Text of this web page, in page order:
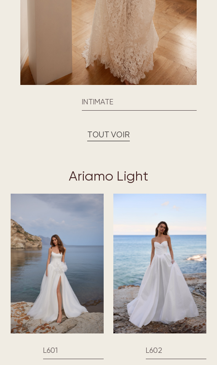
INTIMATE
TOUT VOIR
Ariamo Light
L601 L602